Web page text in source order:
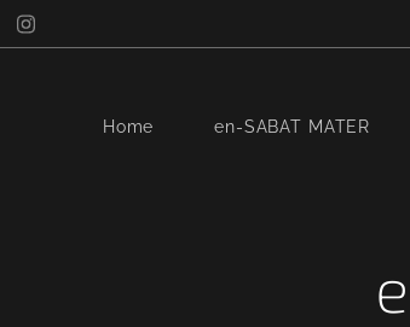
Home en-SABAT MATER